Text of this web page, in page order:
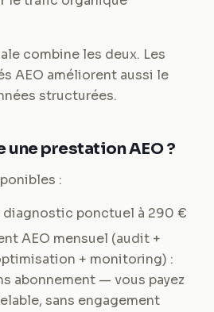
combine les deux. Les
AEO améliorent aussi le
structurées.
une prestation AEO ?
:
diagnostic ponctuel à 290 €
AEO mensuel (audit +
+ monitoring) :
abonnement — vous payez
sans engagement